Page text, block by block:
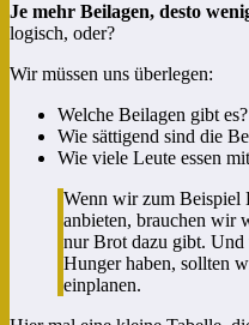
Je mehr Beilagen, desto
logisch, oder?
Wir müssen uns überlegen:
Welche Beilagen gibt es?
Wie sättigend sind die
Wie viele Leute essen
Wenn wir zum
anbieten, brauchen wir
nur Brot dazu gibt. Und
Hunger haben, sollten
einplanen.